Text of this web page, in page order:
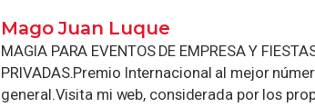
Mago Juan Luque
MAGIA PARA EVENTOS DE EMPRESA Y
PRIVADAS.Premio Internacional al mejor
general.Visita mi web, considerada por los